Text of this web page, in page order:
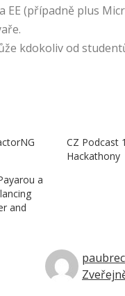
EE (případně plus
kdokoliv od
CZ Podcast
Hackathony
a
and